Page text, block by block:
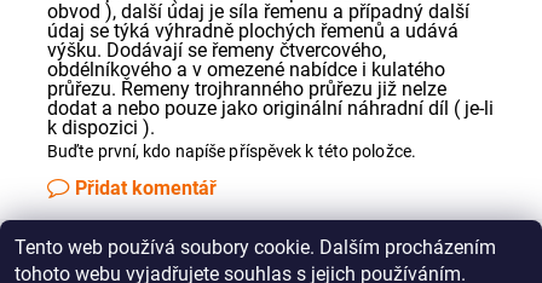
obvod ), další údaj je síla řemenu a případný další
údaj se týká výhradně plochých řemenů a udává
výšku. Dodávají se řemeny čtvercového,
obdélníkového a v omezené nabídce i kulatého
průřezu. Řemeny trojhranného průřezu již nelze
dodat a nebo pouze jako originální náhradní díl ( je-li
k dispozici ).
Buďte první, kdo napíše příspěvek k této položce.
Přidat komentář
Jak správně změřit řemínek pro Vaše audio zařízení
Tento web používá soubory cookie. Dalším procházením
tohoto webu vyjadřujete souhlas s jejich používáním.